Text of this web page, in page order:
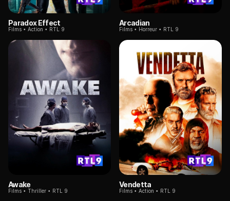
Paradox Effect
Films Action RTL 9
Arcadian
Films Horreur RTL 9
Awake
Films Thriller RTL 9
Vendetta
Films Action RTL 9